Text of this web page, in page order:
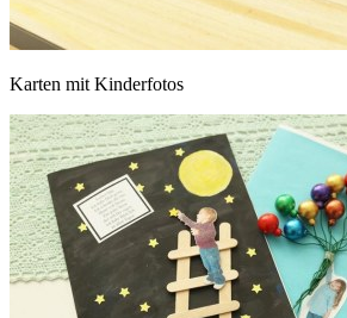
Karten mit Kinderfotos